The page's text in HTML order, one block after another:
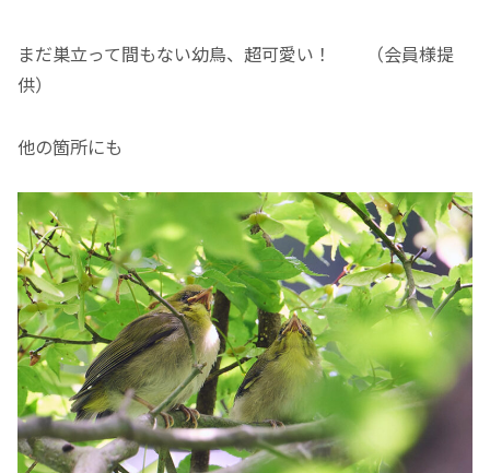
まだ巣立って間もない幼鳥、超可愛い！ （会員様提
供）
他の箇所にも